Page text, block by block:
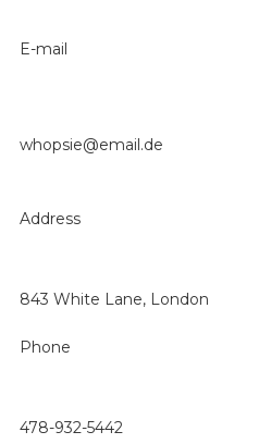
E-mail
whopsie@email.de
Address
843 White Lane, London
Phone
478-932-5442